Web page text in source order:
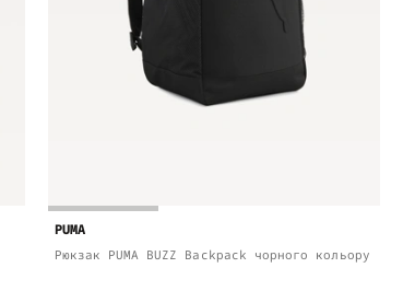
PUMA
Рюкзак PUMA BUZZ Backpack чорного кольору